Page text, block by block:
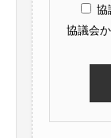
協
協議会